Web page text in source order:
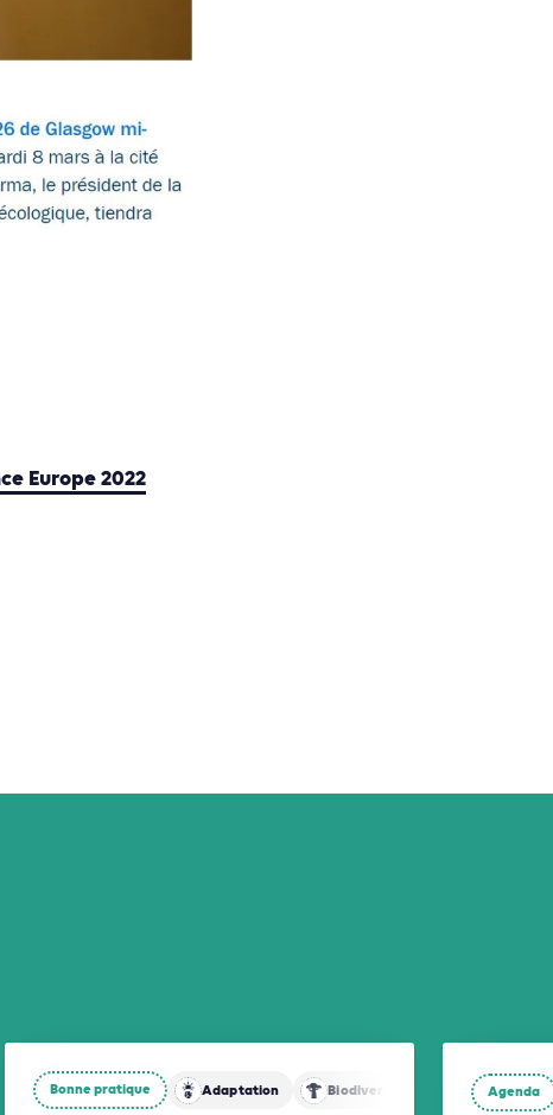
Europe 2022
ÉnergiesBonne pratique Adaptation Biodiversité Agenda